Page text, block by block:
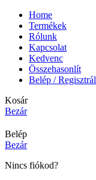
Home
Termékek
Rólunk
Kapcsolat
Kedvenc
Összehasonlít
Belép / Regisztrál
Kosár
Bezár
Belép
Bezár
Nincs fiókod?